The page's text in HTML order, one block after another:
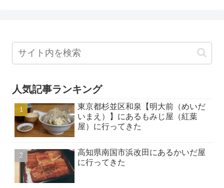
人気記事ランキング
東京都杉並区和泉【明大前（めいだ
いまえ）】にあるもみじ屋（紅葉
屋）に行ってきた
高知県南国市浜改田にあるかいだ屋
に行ってきた